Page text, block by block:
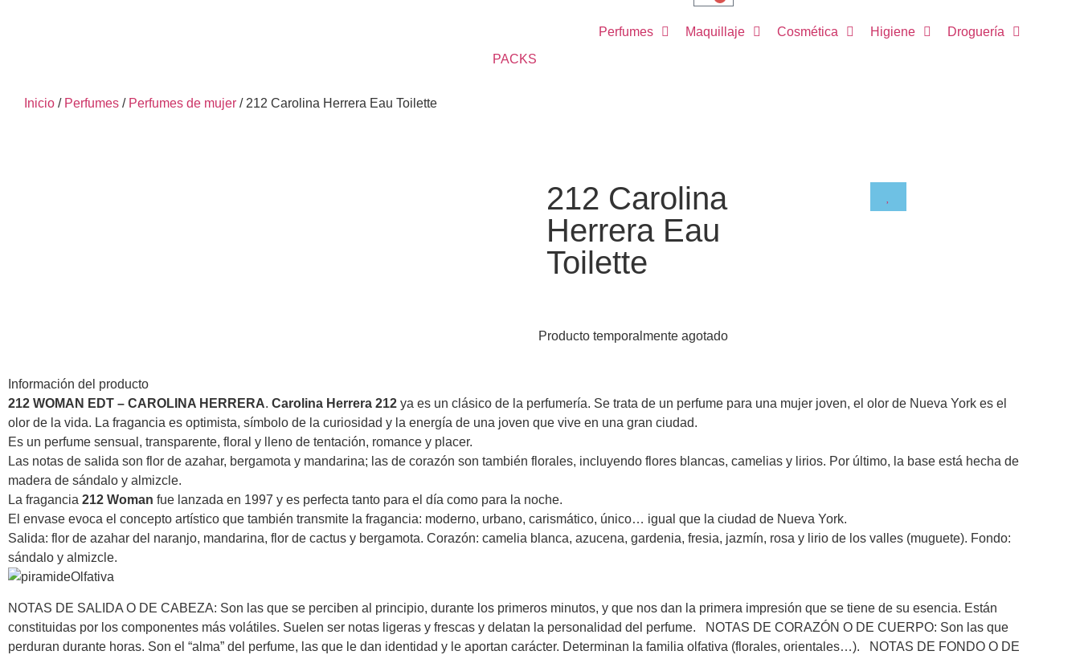
Perfumes Maquillaje Cosmética Higiene
Droguería
PACKS
Inicio / Perfumes / Perfumes de mujer / 212 Carolina Herrera Eau Toilette
212 Carolina
Herrera Eau
Toilette
Producto temporalmente agotado
Información del producto
212 WOMAN EDT – CAROLINA HERRERA. Carolina Herrera 212 ya es un clásico de la perfumería. Se trata de un perfume para una mujer joven, el olor de Nueva York es el
olor de la vida. La fragancia es optimista, símbolo de la curiosidad y la energía de una joven que vive en una gran ciudad.
Es un perfume sensual, transparente, floral y lleno de tentación, romance y placer.
Las notas de salida son flor de azahar, bergamota y mandarina; las de corazón son también florales, incluyendo flores blancas, camelias y lirios. Por último, la base está hecha de
madera de sándalo y almizcle.
La fragancia 212 Woman fue lanzada en 1997 y es perfecta tanto para el día como para la noche.
El envase evoca el concepto artístico que también transmite la fragancia: moderno, urbano, carismático, único… igual que la ciudad de Nueva York.
Salida: flor de azahar del naranjo, mandarina, flor de cactus y bergamota. Corazón: camelia blanca, azucena, gardenia, fresia, jazmín, rosa y lirio de los valles (muguete). Fondo:
sándalo y almizcle.
NOTAS DE SALIDA O DE CABEZA: Son las que se perciben al principio, durante los primeros minutos, y que nos dan la primera impresión que se tiene de su esencia. Están
constituidas por los componentes más volátiles. Suelen ser notas ligeras y frescas y delatan la personalidad del perfume. NOTAS DE CORAZÓN O DE CUERPO: Son las que
perduran durante horas. Son el “alma” del perfume, las que le dan identidad y le aportan carácter. Determinan la familia olfativa (florales, orientales…). NOTAS DE FONDO O DE